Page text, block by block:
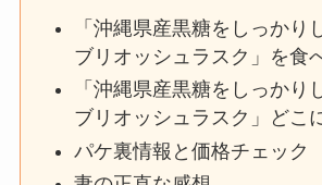
「沖縄県産黒糖をしっかり
ブリオッシュラスク」を食
「沖縄県産黒糖をしっかり
ブリオッシュラスク」どこ
パケ裏情報と価格チェック